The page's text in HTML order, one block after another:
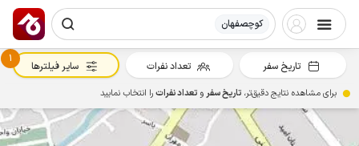
کوچصفهان
میلیون ت 5
تاریخ سفر تعداد نفرات
1
سایر فیلترها
برای مشاهده نتایج دقیق‌تر، تاریخ سفرو تعداد نفراترا انتخاب نمایید